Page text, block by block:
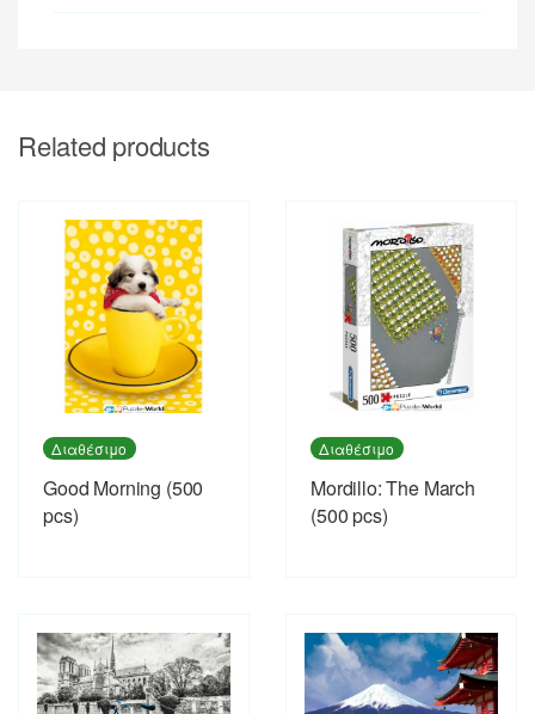
Related products
Διαθέσιμο
Good Morning (500
pcs)
Διαθέσιμο
Mordillo: The March
(500 pcs)